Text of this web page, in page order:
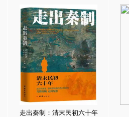
走出秦制：清末民初六十年